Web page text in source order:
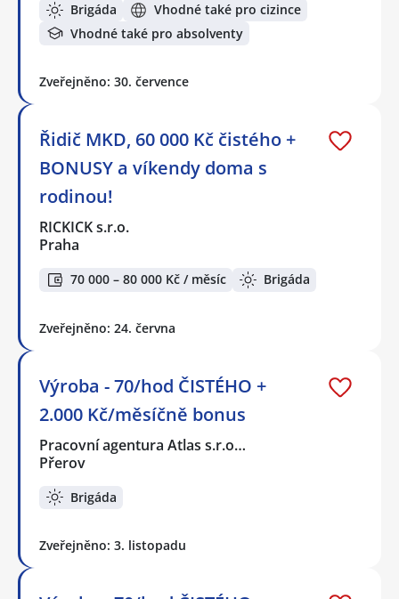
Brigáda
Vhodné také pro cizince
Vhodné také pro absolventy
Zveřejněno: 30. července
Řidič MKD, 60 000 Kč čistého +
BONUSY a víkendy doma s
rodinou!
RICKICK s.r.o.
Praha
70 000 – 80 000 Kč / měsíc Brigáda
Zveřejněno: 24. června
Výroba - 70/hod ČISTÉHO +
2.000 Kč/měsíčně bonus
Pracovní agentura Atlas s.r.o…
Přerov
Brigáda
Zveřejněno: 3. listopadu